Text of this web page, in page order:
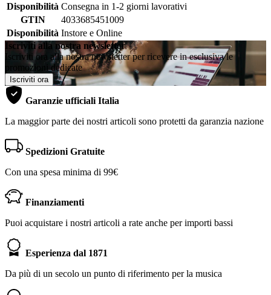
Disponibilità Consegna in 1-2 giorni lavorativi
GTIN
4033685451009
Disponibilità Instore e Online
Iscriviti alla nostra newsletter
Iscriviti ora alla nostra newsletter per ricevere in esclusiva le
promozioni dedicate
Iscriviti ora
Garanzie ufficiali Italia
La maggior parte dei nostri articoli sono protetti da garanzia nazione
Spedizioni Gratuite
Con una spesa minima di 99€
Finanziamenti
Puoi acquistare i nostri articoli a rate anche per importi bassi
Esperienza dal 1871
Da più di un secolo un punto di riferimento per la musica